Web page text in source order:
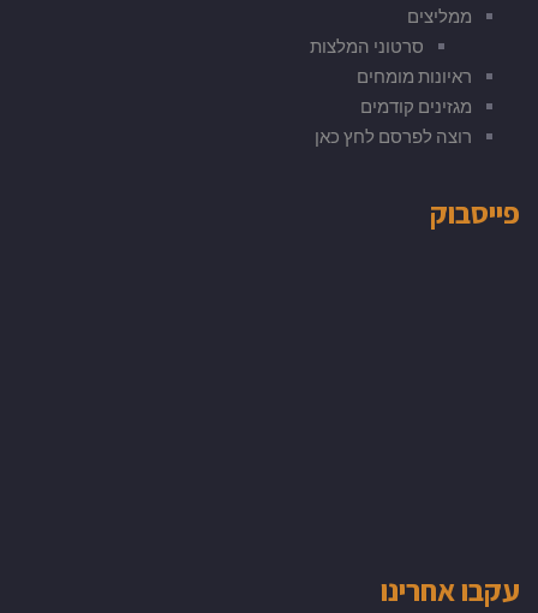
ממליצים
סרטוני המלצות
ראיונות מומחים
מגזינים קודמים
רוצה לפרסם לחץ כאן
פייסבוק
עקבו אחרינו